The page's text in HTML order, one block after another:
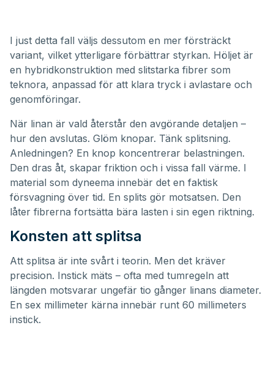
I just detta fall väljs dessutom en mer försträckt
variant, vilket ytterligare förbättrar styrkan. Höljet är
en hybridkonstruktion med slitstarka fibrer som
teknora, anpassad för att klara tryck i avlastare och
genomföringar.
När linan är vald återstår den avgörande detaljen –
hur den avslutas. Glöm knopar. Tänk splitsning.
Anledningen? En knop koncentrerar belastningen.
Den dras åt, skapar friktion och i vissa fall värme. I
material som dyneema innebär det en faktisk
försvagning över tid. En splits gör motsatsen. Den
låter fibrerna fortsätta bära lasten i sin egen riktning.
Konsten att splitsa
Att splitsa är inte svårt i teorin. Men det kräver
precision. Instick mäts – ofta med tumregeln att
längden motsvarar ungefär tio gånger linans diameter.
En sex millimeter kärna innebär runt 60 millimeters
instick.